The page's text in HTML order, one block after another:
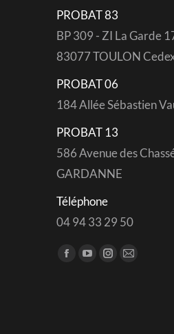
PROBAT 83
BP 309 - ZI La Garde
83077 TOULON
PROBAT 06
184 Allée Sébastien
PROBAT 13
586 Avenue des
GARDANNE
Téléphone
04 94 33 29 50
Trouvez nous sur :
Facebook
YouTube
Instagram
Mail